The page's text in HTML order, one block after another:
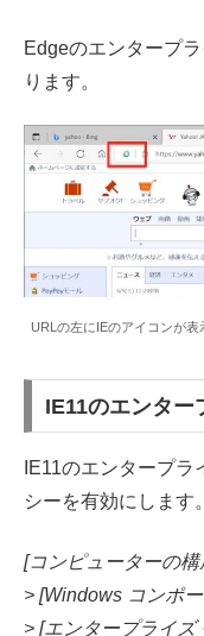
Edgeのエンタープ
ります。
URLの左にIEのアイコンが表
IE11のエンター
IE11のエンタープ
シーを有効にします。
[コンピューターの
> [Windows コンポ
> [エンタープライズ